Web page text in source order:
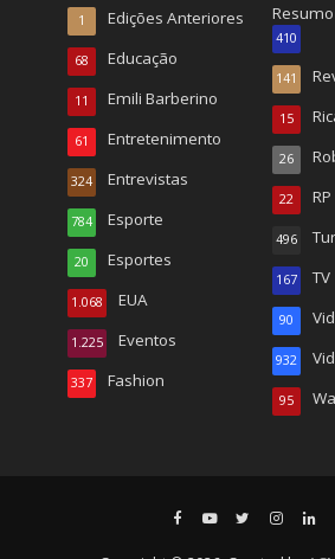
Edições Anteriores
1
Educação
68
Emili Barberino
11
Entretenimento
61
Entrevistas
324
Esporte
784
Esportes
20
EUA
1.068
Eventos
1.225
Fashion
337
410
141
15
26
RP
22
496
TV
167
90
932
95